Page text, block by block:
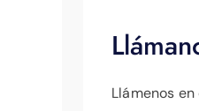
Llámenos